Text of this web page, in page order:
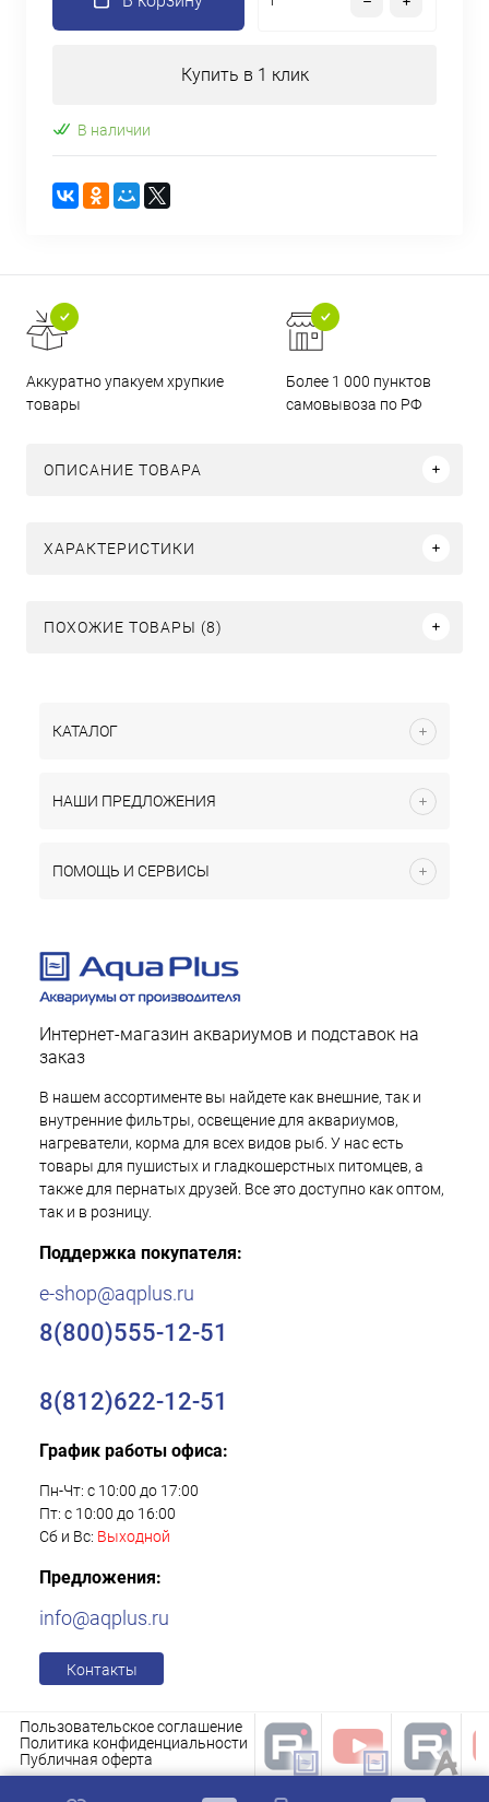
Купить в 1 клик
В наличии
Аккуратно упакуем хрупкие
товары
Более 1 000 пунктов
самовывоза по РФ
ОПИСАНИЕ ТОВАРА
ХАРАКТЕРИСТИКИ
ПОХОЖИЕ ТОВАРЫ (8)
КАТАЛОГ
НАШИ ПРЕДЛОЖЕНИЯ
ПОМОЩЬ И СЕРВИСЫ
Интернет-магазин аквариумов и подставок на
заказ
В нашем ассортименте вы найдете как внешние, так и
внутренние фильтры, освещение для аквариумов,
нагреватели, корма для всех видов рыб. У нас есть
товары для пушистых и гладкошерстных питомцев, а
также для пернатых друзей. Все это доступно как оптом,
так и в розницу.
Поддержка покупателя:
e-shop@aqplus.ru
8(800)555-12-51
8(812)622-12-51
График работы офиса:
Пн-Чт: с 10:00 до 17:00
Пт: с 10:00 до 16:00
Сб и Вс: Выходной
Предложения:
info@aqplus.ru
Контакты
Пользовательское соглашение
Политика конфиденциальности
Публичная оферта